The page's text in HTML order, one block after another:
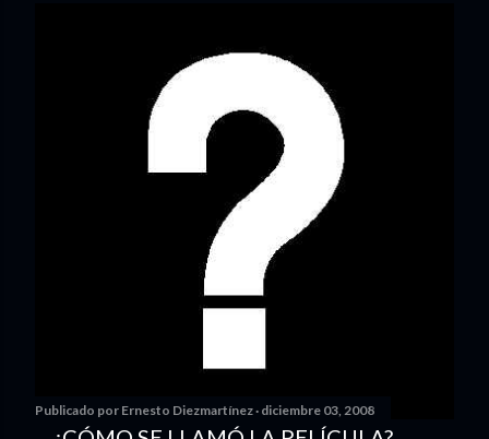
Publicado por Ernesto Diezmartínez diciembre 03, 2008